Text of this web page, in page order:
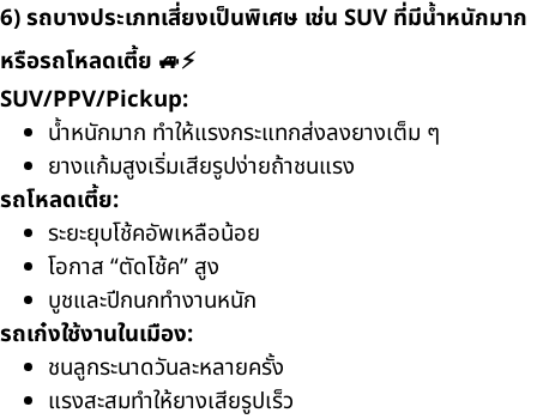
6) รถบางประเภทเสี่ยงเป็นพิเศษ เช่น SUV ที่มีน้ำหนักมาก
หรือรถโหลดเตี้ย 🚙⚡
SUV/PPV/Pickup:
น้ำหนักมาก ทำให้แรงกระแทกส่งลงยางเต็ม ๆ
ยางแก้มสูงเริ่มเสียรูปง่ายถ้าชนแรง
รถโหลดเตี้ย:
ระยะยุบโช้คอัพเหลือน้อย
โอกาส “ตัดโช้ค” สูง
บูชและปีกนกทำงานหนัก
รถเก๋งใช้งานในเมือง:
ชนลูกระนาดวันละหลายครั้ง
แรงสะสมทำให้ยางเสียรูปเร็ว